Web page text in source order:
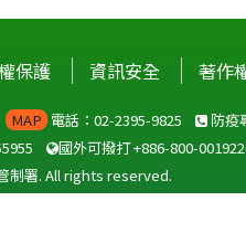
保護 資訊安全 著作
MAP 電話：02-2395-9825 防疫
國外可撥打+886-800-001922
制署. All rights reserved.